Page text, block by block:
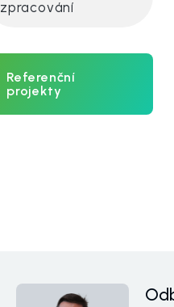
zpracování
Referenční
projekty